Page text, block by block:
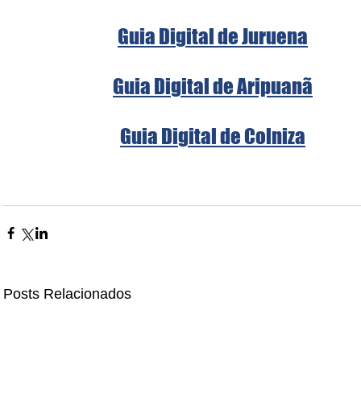
Guia Digital de Juruena
Guia Digital de Aripuanã
Guia Digital de Colniza
Posts Relacionados